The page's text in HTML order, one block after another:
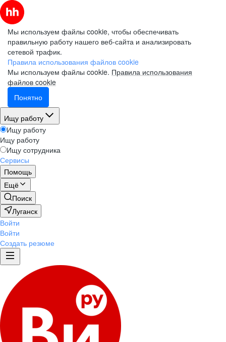
Мы используем файлы cookie, чтобы обеспечивать
правильную работу нашего веб-сайта и анализировать
сетевой трафик.
Правила использования файлов cookie
Мы используем файлы cookie. Правила использования
файлов cookie
Понятно
Ищу работу
Ищу работу
Ищу работу
Ищу сотрудника
Сервисы
Помощь
Ещё
Поиск
Луганск
Войти
Войти
Создать резюме